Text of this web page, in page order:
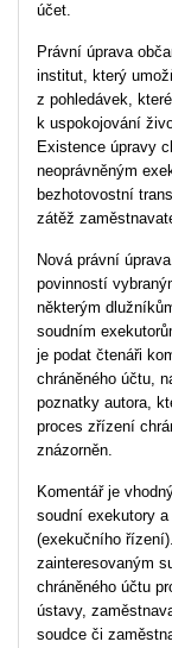
účet.
Právní úprava
institut, který
z pohledávek,
k uspokojování
Existence úpravy
neoprávněným
bezhotovostní
zátěž
Nová právní
povinností
některým
soudním
je podat čtenáři
chráněného účtu,
poznatky autora,
proces zřízení
znázorněn.
Komentář je
soudní exekutory
(exekučního
zainteresovaným
chráněného účtu
ústavy,
soudce či